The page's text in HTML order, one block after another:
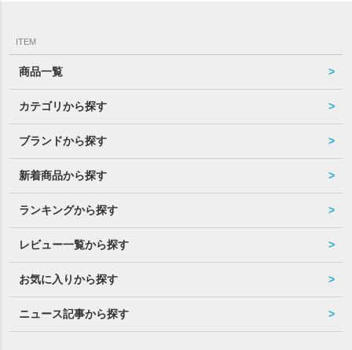
ITEM
商品一覧
カテゴリから探す
ブランドから探す
新着商品から探す
ランキングから探す
レビュー一覧から探す
お気に入りから探す
ニュース記事から探す